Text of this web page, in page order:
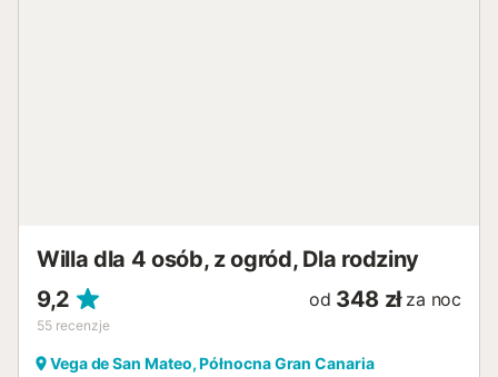
Willa dla 4 osób, z ogród, Dla rodziny
9,2
55 recenzje
od 348 zł za noc
Vega de San Mateo, Północna Gran Canaria